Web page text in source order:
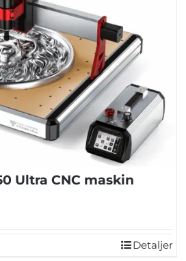
Ultra CNC maskin
Detaljer